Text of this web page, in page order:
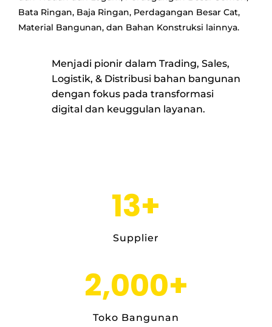
Bata Ringan, Baja Ringan, Perdagangan Besar Cat,
Material Bangunan, dan Bahan Konstruksi lainnya.
Menjadi pionir dalam Trading, Sales,
Logistik, & Distribusi bahan bangunan
dengan fokus pada transformasi
digital dan keuggulan layanan.
13+
Supplier
2,000+
Toko Bangunan